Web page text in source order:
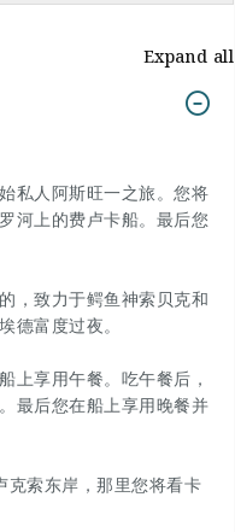
Expand all
私人阿斯旺一之旅。您将
河上的费卢卡船。最后您
，致力于鳄鱼神索贝克和
德富度过夜。
上享用午餐。吃午餐后，
最后您在船上享用晚餐并
索东岸，那里您将看卡